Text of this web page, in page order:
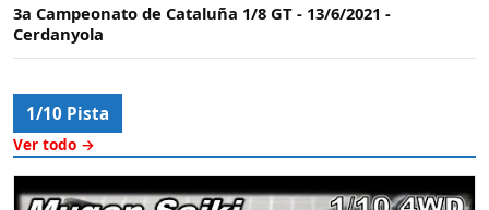
3a Campeonato de Cataluña 1/8 GT - 13/6/2021 -
Cerdanyola
1/10 Pista
Ver todo →